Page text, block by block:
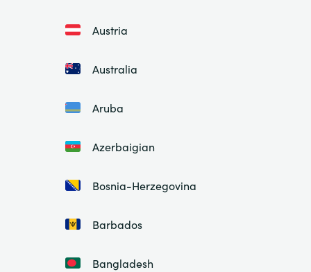
Austria
Australia
Aruba
Azerbaigian
Bosnia-Herzegovina
Barbados
Bangladesh